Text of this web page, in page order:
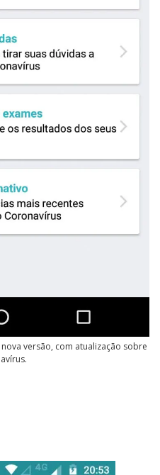
versão, com atualização sobre